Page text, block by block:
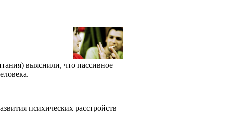
выяснили, что пассивное
психических расстройств